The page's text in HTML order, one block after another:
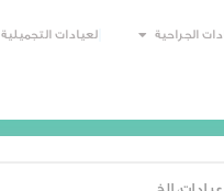
الجراحية العيادات التجميلية